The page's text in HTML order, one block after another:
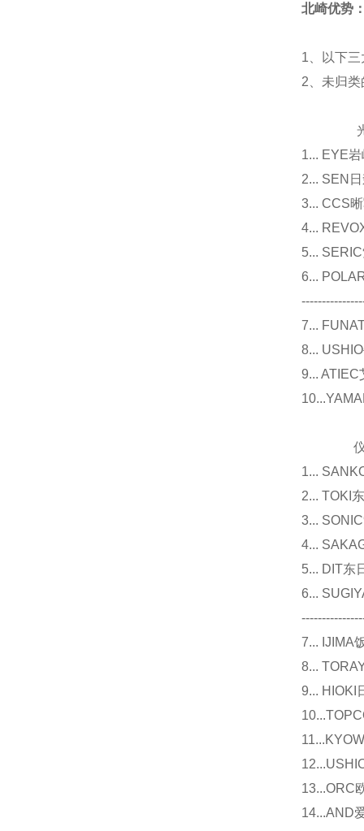
北崎优势
1、以下
2、未归
光源
1... EYE
2... SEN
3... CCS
4...
5...
6...
7...
8...
9...
仪器
1...
2... TOKI
3...
4...
5... DIT东
6...
7... IJIMA
8...
9... HIOKI
13...ORC
14...AND